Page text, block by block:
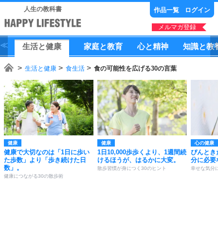
人生の教科書 作品一覧 ログイン
メルマガ登録
生活と健康 家庭と教育 心と精神 知識と教
生活と健康 食生活 食の可能性を広げる30の言葉
健康
健康で大切なのは「1日に歩い
た歩数」より「歩き続けた日
数」。
健康につながる30の散歩術
健康
1日10,000歩歩くより、1週間続
けるほうが、はるかに大変。
散歩習慣が身につく30のヒント
心の健康
ぴんとき
分に必要
幸せな気分